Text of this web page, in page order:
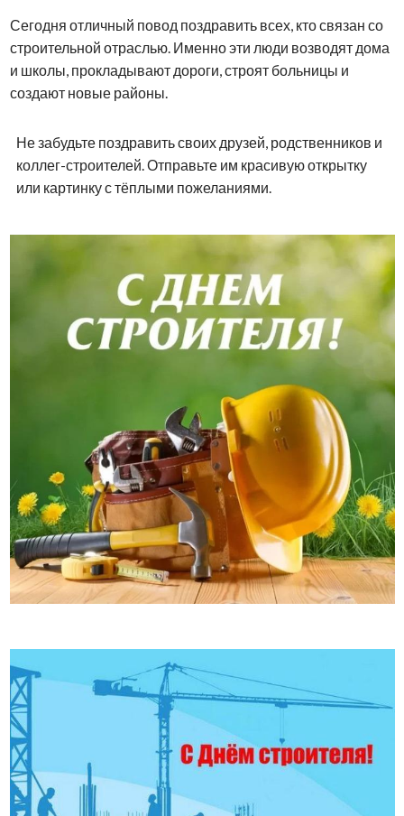
Сегодня отличный повод поздравить всех, кто связан со
строительной отраслью. Именно эти люди возводят дома
и школы, прокладывают дороги, строят больницы и
создают новые районы.
Не забудьте поздравить своих друзей, родственников и
коллег-строителей. Отправьте им красивую открытку
или картинку с тёплыми пожеланиями.